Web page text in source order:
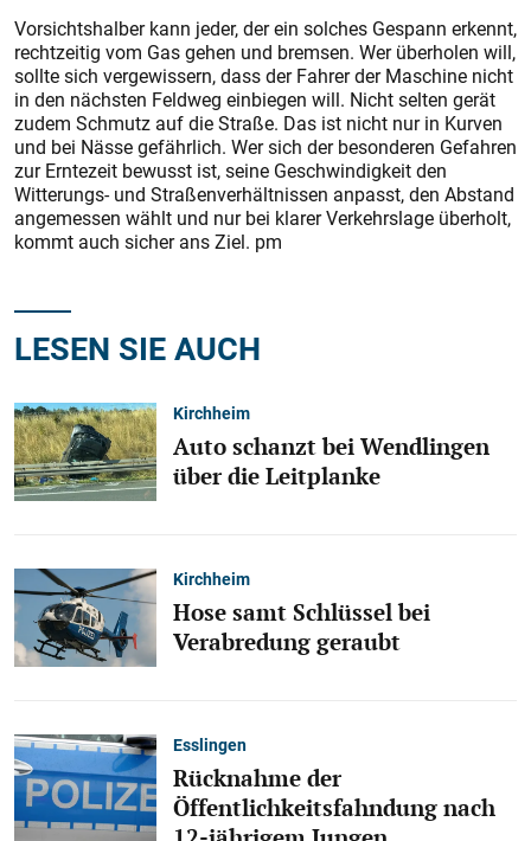
Vorsichtshalber kann jeder, der ein solches Gespann erkennt,
rechtzeitig vom Gas gehen und bremsen. Wer überholen will,
sollte sich vergewissern, dass der Fahrer der Maschine nicht
in den nächsten Feldweg einbiegen will. Nicht selten gerät
zudem Schmutz auf die Straße. Das ist nicht nur in Kurven
und bei Nässe gefährlich. Wer sich der besonderen Gefahren
zur Erntezeit bewusst ist, seine Geschwindigkeit den
Witterungs- und Straßenverhältnissen anpasst, den Abstand
angemessen wählt und nur bei klarer Verkehrslage überholt,
kommt auch sicher ans Ziel. pm
LESEN SIE AUCH
Kirchheim
Auto schanzt bei Wendlingen
über die Leitplanke
Kirchheim
Hose samt Schlüssel bei
Verabredung geraubt
Esslingen
Rücknahme der
Öffentlichkeitsfahndung nach